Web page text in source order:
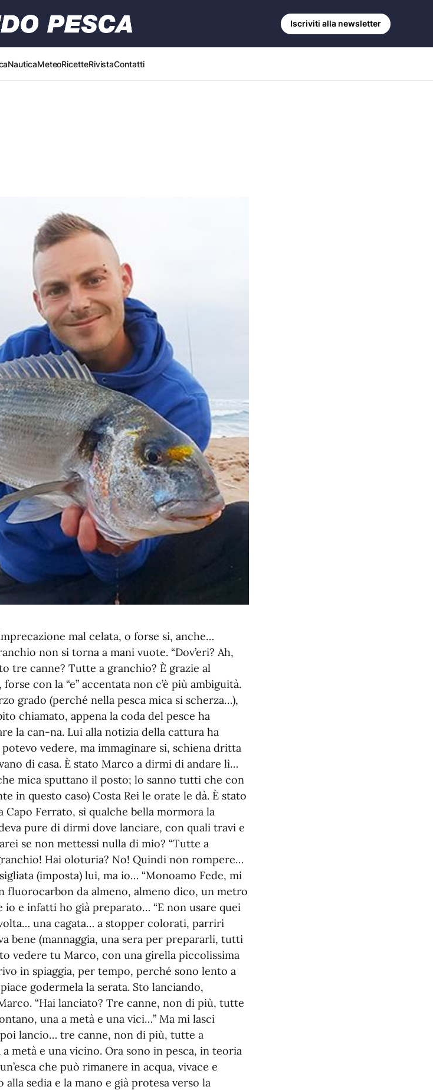
NauticaMeteoRicetteRivistaContatti
Iscriviti alla newsletter
mal celata, o forse si, anche…
non si torna a mani vuote. “Dov’eri? Ah,
tre canne? Tutte a granchio? È grazie al
con la “e” accentata non c’è più ambiguità.
grado (perché nella pesca mica si scherza…),
chiamato, appena la coda del pesce ha
la can-na. Lui alla notizia della cattura ha
vedere, ma immaginare si, schiena dritta
di casa. È stato Marco a dirmi di andare lì…
mica sputtano il posto; lo sanno tutti che con
in questo caso) Costa Rei le orate le dà. È stato
Capo Ferrato, sì qualche bella mormora la
pure di dirmi dove lanciare, con quali travi e
se non mettessi nulla di mio? “Tutte a
Hai oloturia? No! Quindi non rompere…
(imposta) lui, ma io… “Monoamo Fede, mi
fluorocarbon da almeno, almeno dico, un metro
io e infatti ho già preparato… “E non usare quei
una cagata… a stopper colorati, parriri
bene (mannaggia, una sera per prepararli, tutti
vedere tu Marco, con una girella piccolissima
in spiaggia, per tempo, perché sono lento a
godermela la serata. Sto lanciando,
“Hai lanciato? Tre canne, non di più, tutte
una a metà e una vici…” Ma mi lasci
lancio… tre canne, non di più, tutte a
metà e una vicino. Ora sono in pesca, in teoria
che può rimanere in acqua, vivace e
sedia e la mano e già protesa verso la